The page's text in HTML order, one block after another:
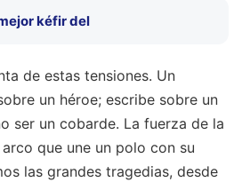
kéfir del
de estas tensiones. Un
un héroe; escribe sobre un
ser un cobarde. La fuerza de la
que une un polo con su
las grandes tragedias, desde